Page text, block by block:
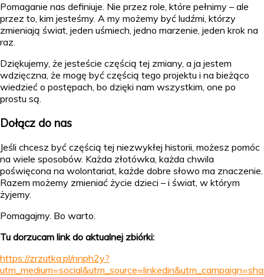
Pomaganie nas definiuje. Nie przez role, które pełnimy – ale
przez to, kim jesteśmy. A my możemy być ludźmi, którzy
zmieniają świat, jeden uśmiech, jedno marzenie, jeden krok na
raz.
Dziękujemy, że jesteście częścią tej zmiany, a ja jestem
wdzięczna, że mogę być częścią tego projektu i na bieżąco
wiedzieć o postępach, bo dzięki nam wszystkim, one po
prostu są.
Dołącz do nas
Jeśli chcesz być częścią tej niezwykłej historii, możesz pomóc
na wiele sposobów. Każda złotówka, każda chwila
poświęcona na wolontariat, każde dobre słowo ma znaczenie.
Razem możemy zmieniać życie dzieci – i świat, w którym
żyjemy.
Pomagajmy. Bo warto.
Tu dorzucam link do aktualnej zbiórki:
https://zrzutka.pl/nnph2y?